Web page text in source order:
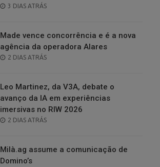
POSTED
3 DIAS ATRÁS
Made vence concorrência e é a nova
agência da operadora Alares
POSTED
2 DIAS ATRÁS
Leo Martinez, da V3A, debate o
avanço da IA em experiências
imersivas no RIW 2026
POSTED
2 DIAS ATRÁS
Milà.ag assume a comunicação de
Domino’s